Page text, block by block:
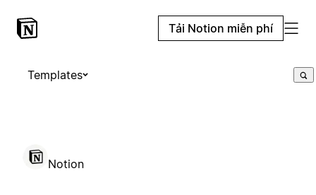
Tải Notion miễn phí
Templates
Notion